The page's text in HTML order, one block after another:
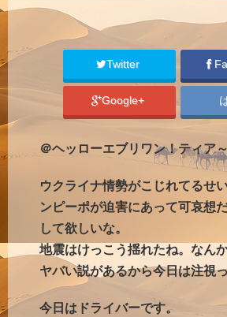
Twitter
Google+
＠ヘッローエブリワン！ティア
ウクライナ情勢がこじれてるせ
ンピーポが迫害にあって可哀想
して欲しいな。
地震はけっこう揺れたね。なん
ヤバい説があるから今日は注視っ
今日はドライバーです。